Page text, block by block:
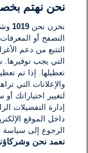
لا توجد تعليقات
اكتب
نحن نهتم
نخزن نحن1019
التصفح أو
التتبع من دعم
التي يجب
تعطيلها. إذا تم
والإعلانات التي
لتغيير
إدارة التفضيلات
داخل الموقع
الرجوع إلى سياسة
نعمد نحن